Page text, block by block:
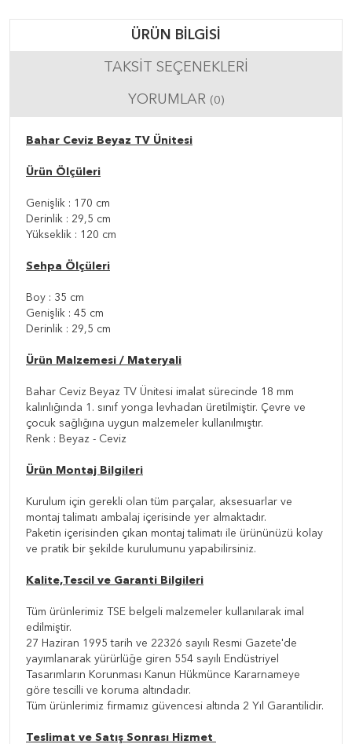
ÜRÜN BILGISI
TAKSIT SEÇENEKLERI
YORUMLAR (0)
Bahar Ceviz Beyaz TV Ünitesi
Ürün Ölçüleri
Genişlik : 170 cm
Derinlik : 29,5 cm
Yükseklik : 120 cm
Sehpa Ölçüleri
Boy : 35 cm
Genişlik : 45 cm
Derinlik : 29,5 cm
Ürün Malzemesi / Materyali
Bahar Ceviz Beyaz TV Ünitesi imalat sürecinde 18 mm
kalınlığında 1. sınıf yonga levhadan üretilmiştir. Çevre ve
çocuk sağlığına uygun malzemeler kullanılmıştır.
Renk : Beyaz - Ceviz
Ürün Montaj Bilgileri
Kurulum için gerekli olan tüm parçalar, aksesuarlar ve
montaj talimatı ambalaj içerisinde yer almaktadır.
Paketin içerisinden çıkan montaj talimatı ile ürününüzü kolay
ve pratik bir şekilde kurulumunu yapabilirsiniz.
Kalite,Tescil ve Garanti Bilgileri
Tüm ürünlerimiz TSE belgeli malzemeler kullanılarak imal
edilmiştir.
27 Haziran 1995 tarih ve 22326 sayılı Resmi Gazete'de
yayımlanarak yürürlüğe giren 554 sayılı Endüstriyel
Tasarımların Korunması Kanun Hükmünce Kararnameye
göre tescilli ve koruma altındadır.
Tüm ürünlerimiz firmamız güvencesi altında 2 Yıl Garantilidir.
Teslimat ve Satış Sonrası Hizmet